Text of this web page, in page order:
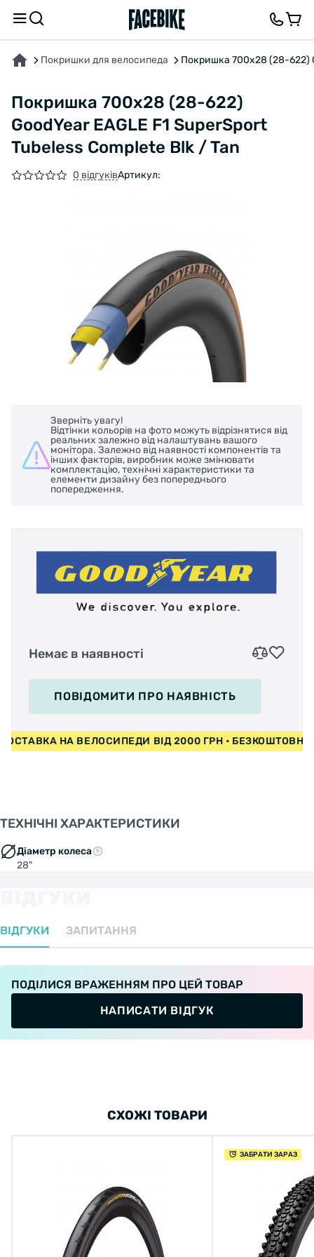
Покришки для велосипеда Покришка 700x28 (28-622)
Покришка 700x28 (28-622)
GoodYear EAGLE F1 SuperSport
Tubeless Complete Blk / Tan
0 відгуківАртикул:
Зверніть увагу!
Відтінки кольорів на фото можуть відрізнятися від
реальних залежно від налаштувань вашого
монітора. Залежно від наявності компонентів та
інших факторів, виробник може змінювати
комплектацію, технічні характеристики та
елементи дизайну без попереднього
попередження.
Немає в наявності
ПОВІДОМИТИ ПРО НАЯВНІСТЬ
НА ВЕЛОСИПЕДИ ВІД 2000 ГРН • БЕЗКОШТОВНА
ТЕХНІЧНІ ХАРАКТЕРИСТИКИ
Діаметр колеса
28"
ВІДГУКИ ЗАПИТАННЯ
ПОДІЛИСЯ ВРАЖЕННЯМ ПРО ЦЕЙ ТОВАР
НАПИСАТИ ВІДГУК
ПРО ТОВАР ХАРАКТЕРИСТИКИВІДГУКИ ТА ЗАПИТАННЯ
СХОЖІ ТОВАРИ
ЗАБРАТИ ЗАРАЗ